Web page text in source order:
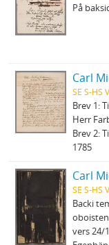
På
SE S-HS
Brev 1:
Herr
Brev 2:
1785
SE S-HS
Backi
vers 24/